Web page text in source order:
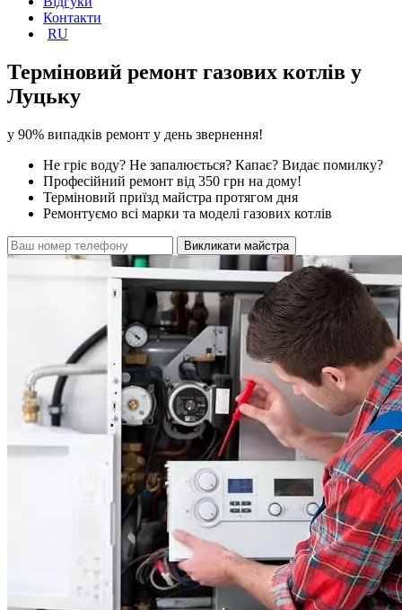
Контакти
RU
Терміновий ремонт газових котлів у
Луцьку
у 90% випадків ремонт у день звернення!
Не гріє воду? Не запалюється? Капає? Видає помилку?
Професійний ремонт від 350 грн на дому!
Терміновий приїзд майстра протягом дня
Ремонтуємо всі марки та моделі газових котлів
Викликати майстра